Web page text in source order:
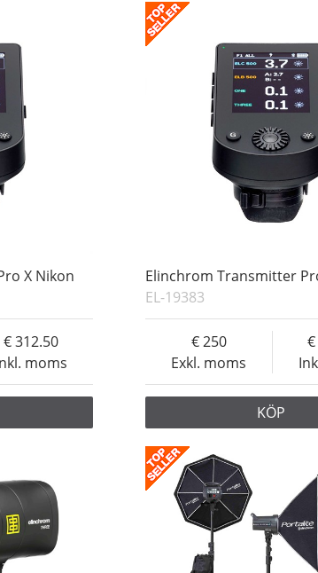
X Nikon
moms
312.50
Elinchrom Transmitter
EL-19383
Exkl. moms
250
KÖP